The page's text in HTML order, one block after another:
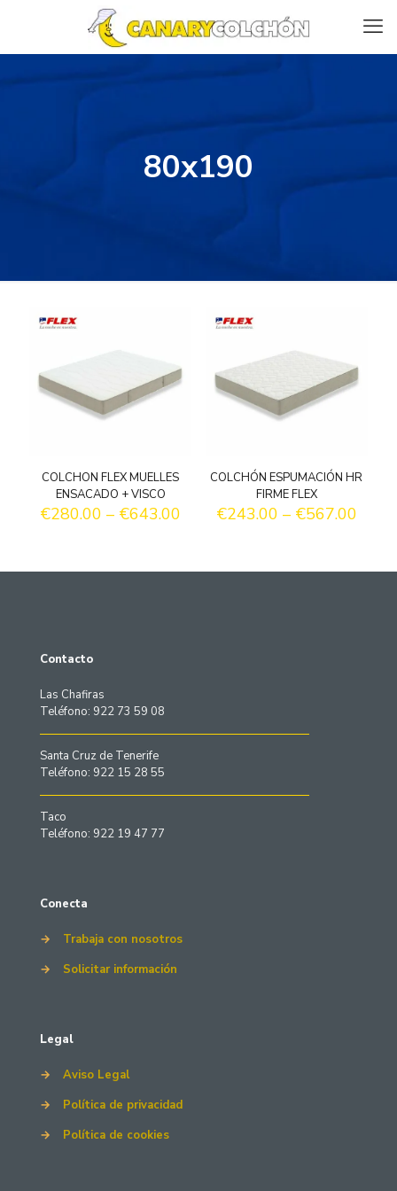
80x190
COLCHON FLEX MUELLES
ENSACADO + VISCO
€280.00 – €643.00
COLCHÓN ESPUMACIÓN HR
FIRME FLEX
€243.00 – €567.00
Contacto
Las Chafiras
Teléfono: 922 73 59 08
Santa Cruz de Tenerife
Teléfono: 922 15 28 55
Taco
Teléfono: 922 19 47 77
Conecta
→
Trabaja con nosotros
→
Solicitar información
Legal
→
Aviso Legal
→
Política de privacidad
→
Política de cookies